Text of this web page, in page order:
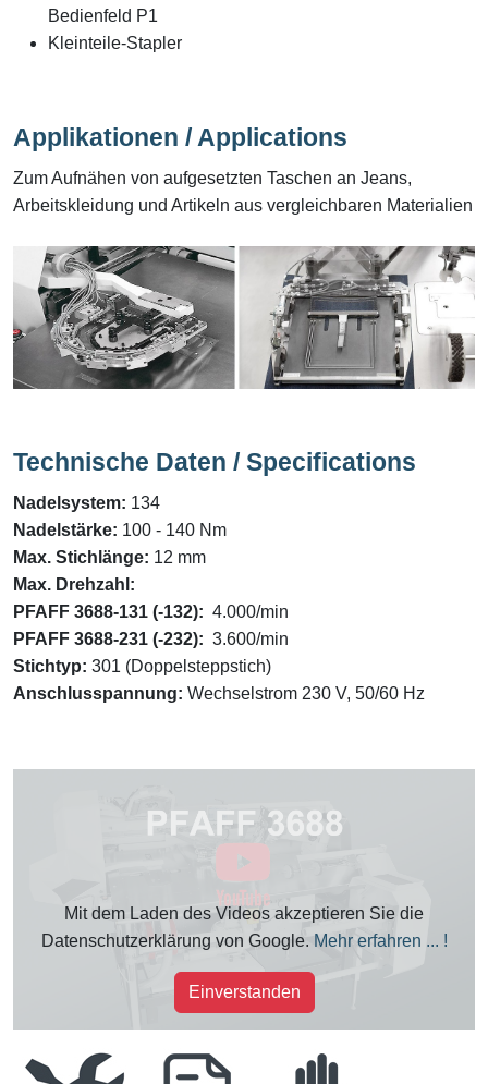
Bedienfeld P1
Kleinteile-Stapler
Applikationen / Applications
Zum Aufnähen von aufgesetzten Taschen an Jeans,
Arbeitskleidung und Artikeln aus vergleichbaren Materialien
Technische Daten / Specifications
Nadelsystem: 134
Nadelstärke: 100 - 140 Nm
Max. Stichlänge: 12 mm
Max. Drehzahl:
PFAFF 3688-131 (-132): 4.000/min
PFAFF 3688-231 (-232): 3.600/min
Stichtyp: 301 (Doppelsteppstich)
Anschlusspannung: Wechselstrom 230 V, 50/60 Hz
Mit dem Laden des Videos akzeptieren Sie die
Datenschutzerklärung von Google. Mehr erfahren ... !
Einverstanden